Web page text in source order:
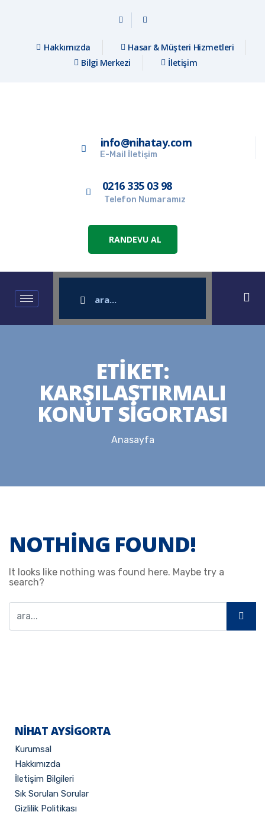
Hakkımızda
Hasar & Müşteri Hizmetleri
Bilgi Merkezi
İletişim
info@nihatay.com
E-Mail İletişim
0216 335 03 98
Telefon Numaramız
RANDEVU AL
ETIKET:
KARŞILAŞTIRMALI
KONUT SIGORTASI
Anasayfa
NOTHING FOUND!
It looks like nothing was found here. Maybe try a
search?
NİHAT AYSIGORTA
Kurumsal
Hakkımızda
İletişim Bilgileri
Sık Sorulan Sorular
Gizlilik Politikası